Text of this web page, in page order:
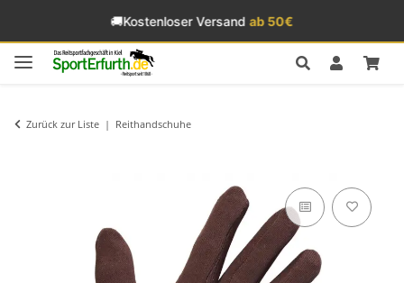
🚚Kostenloser Versandab 50€
Zurück zur Liste Reithandschuhe